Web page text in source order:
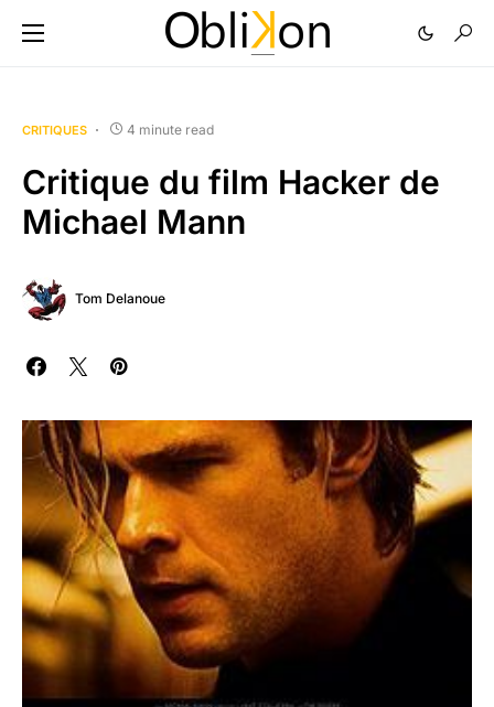
CRITIQUES 4 minute read
Critique du film Hacker de
Michael Mann
Tom Delanoue